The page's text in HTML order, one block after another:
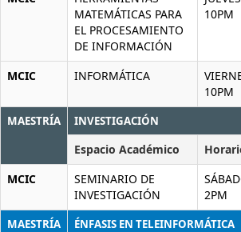
MATEMÁTICAS PARA
EL PROCESAMIENTO
DE INFORMACIÓN
10PM
MCIC INFORMÁTICA
10PM
MAESTRÍA INVESTIGACIÓN
Espacio Académico
MCIC
SEMINARIO DE
INVESTIGACIÓN
2PM
MAESTRÍA ÉNFASIS EN TELEINFORMÁTICA